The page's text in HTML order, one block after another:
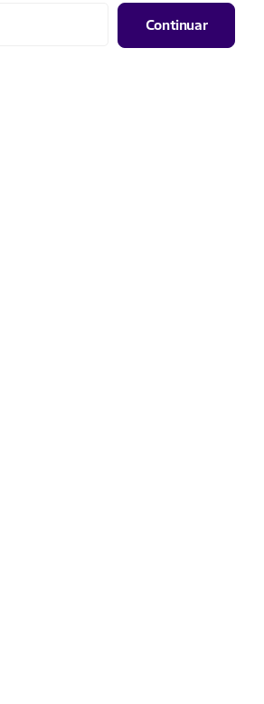
Continuar